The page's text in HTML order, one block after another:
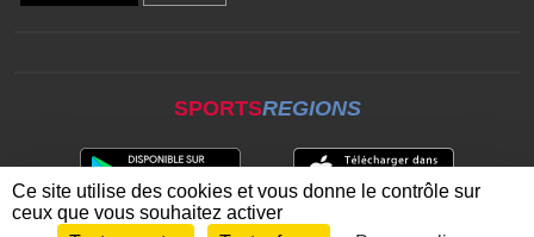
SPORTSREGIONS
Ce site utilise des cookies et vous donne le contrôle sur
ceux que vous souhaitez activer